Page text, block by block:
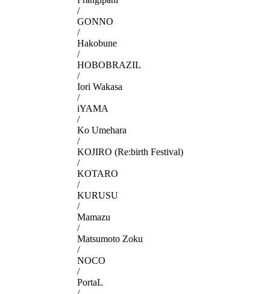
/
GONNO
/
Hakobune
/
HOBOBRAZIL
/
Iori Wakasa
/
iYAMA
/
Ko Umehara
/
KOJIRO (Re:birth Festival)
/
KOTARO
/
KURUSU
/
Mamazu
/
Matsumoto Zoku
/
NOCO
/
PortaL